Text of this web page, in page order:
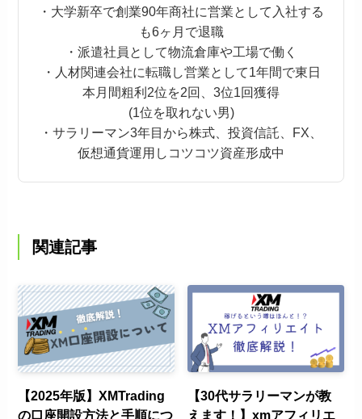
・大学新卒で創業90年商社に営業として入社する
も6ヶ月で退職
・派遣社員として物流倉庫や工場で働く
・人材関連会社に転職し営業として1年間で東日
本月間粗利2位を2回、3位1回獲得
(1位を取れない男)
・サラリーマン3年目から株式、投資信託、FX、
仮想通貨運用しコツコツ資産形成中
関連記事
【2025年版】XMTrading
の口座開設方法と手順につ
【30代サラリーマンが教
えます！】xmアフィリエ